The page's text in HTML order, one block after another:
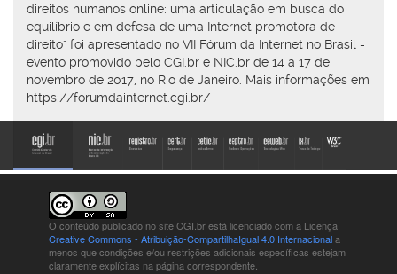
direitos humanos online: uma articulação em busca do
equilíbrio e em defesa de uma Internet promotora de
direito" foi apresentado no VII Fórum da Internet no Brasil -
evento promovido pelo CGI.br e NIC.br de 14 a 17 de
novembro de 2017, no Rio de Janeiro. Mais informações em
https://forumdainternet.cgi.br/
O conteúdo publicado no site CGI.br está licenciado com a Licença
Creative Commons - Atribuição-CompartilhaIgual 4.0 Internacionala
menos que condições e/ou restrições adicionais específicas estejam
claramente explícitas na página correspondente.